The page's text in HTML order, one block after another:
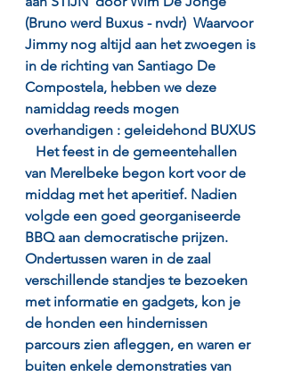
(Bruno werd Buxus - nvdr)  Waarvoor
Jimmy nog altijd aan het zwoegen is
in de richting van Santiago De
Compostela, hebben we deze
namiddag reeds mogen
overhandigen : geleidehond BUXUS
   Het feest in de gemeentehallen
van Merelbeke begon kort voor de
middag met het aperitief. Nadien
volgde een goed georganiseerde
BBQ aan democratische prijzen.
Ondertussen waren in de zaal
verschillende standjes te bezoeken
met informatie en gadgets, kon je
de honden een hindernissen
parcours zien afleggen, en waren er
buiten enkele demonstraties van